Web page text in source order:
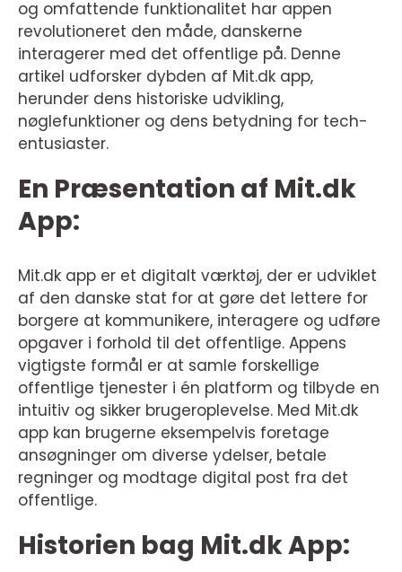
og omfattende funktionalitet har appen
revolutioneret den måde, danskerne
interagerer med det offentlige på. Denne
artikel udforsker dybden af Mit.dk app,
herunder dens historiske udvikling,
nøglefunktioner og dens betydning for tech-
entusiaster.
En Præsentation af Mit.dk
App:
Mit.dk app er et digitalt værktøj, der er udviklet
af den danske stat for at gøre det lettere for
borgere at kommunikere, interagere og udføre
opgaver i forhold til det offentlige. Appens
vigtigste formål er at samle forskellige
offentlige tjenester i én platform og tilbyde en
intuitiv og sikker brugeroplevelse. Med Mit.dk
app kan brugerne eksempelvis foretage
ansøgninger om diverse ydelser, betale
regninger og modtage digital post fra det
offentlige.
Historien bag Mit.dk App: